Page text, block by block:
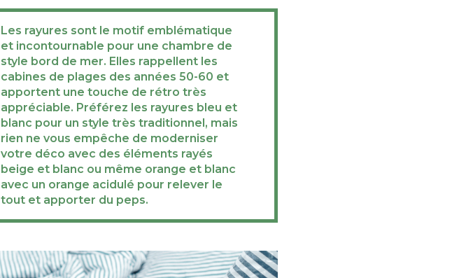
Les rayures sont le motif emblématique
et incontournable pour une chambre de
style bord de mer. Elles rappellent les
cabines de plages des années 50-60 et
apportent une touche de rétro très
appréciable. Préférez les rayures bleu et
blanc pour un style très traditionnel, mais
rien ne vous empêche de moderniser
votre déco avec des éléments rayés
beige et blanc ou même orange et blanc
avec un orange acidulé pour relever le
tout et apporter du peps.